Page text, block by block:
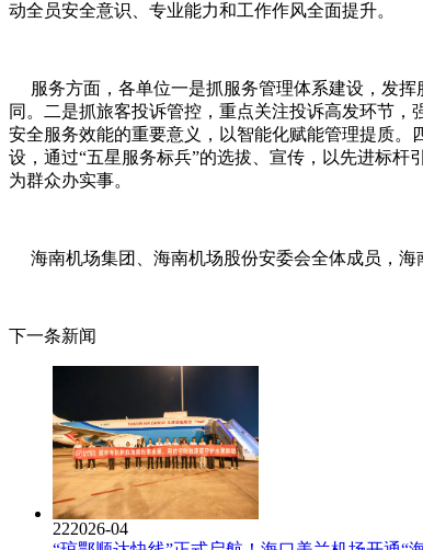
动全员安全意识、专业能力和工作作风全面提升。
服务方面，各单位一是抓服务管理体系建设，发挥
同。二是抓旅客投诉管控，重点关注投诉高发环节
安全服务效能的重要意义，以智能化赋能管理提质
设，通过“五星服务标兵”的选拔、宣传，以先进标
为群众办实事。
海南机场集团、海南机场股份安委会全体成员，海
下一条新闻
222026-04